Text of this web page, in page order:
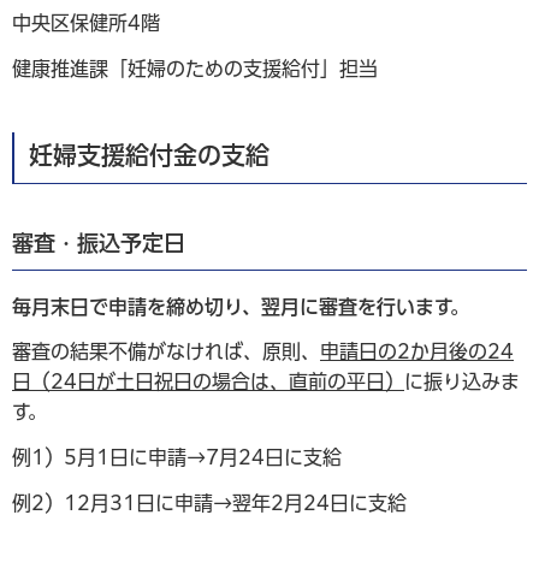
中央区保健所4階
健康推進課「妊婦のための支援給付」担当
妊婦支援給付金の支給
審査・振込予定日
毎月末日で申請を締め切り、翌月に審査を行います。
審査の結果不備がなければ、原則、 申請日の2か月後の24
日（24日が土日祝日の場合は、直前の平日）
に振り込みま
す。
例1）5月1日に申請→7月24日に支給
例2）12月31日に申請→翌年2月24日に支給